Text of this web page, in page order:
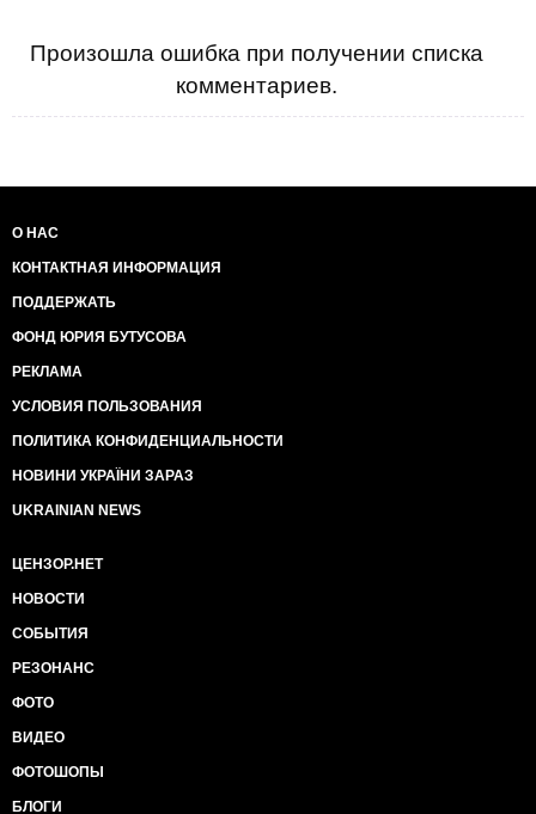
Произошла ошибка при получении списка
комментариев.
О НАС
КОНТАКТНАЯ ИНФОРМАЦИЯ
ПОДДЕРЖАТЬ
ФОНД ЮРИЯ БУТУСОВА
РЕКЛАМА
УСЛОВИЯ ПОЛЬЗОВАНИЯ
ПОЛИТИКА КОНФИДЕНЦИАЛЬНОСТИ
НОВИНИ УКРАЇНИ ЗАРАЗ
UKRAINIAN NEWS
ЦЕНЗОР.НЕТ
НОВОСТИ
СОБЫТИЯ
РЕЗОНАНС
ФОТО
ВИДЕО
ФОТОШОПЫ
БЛОГИ